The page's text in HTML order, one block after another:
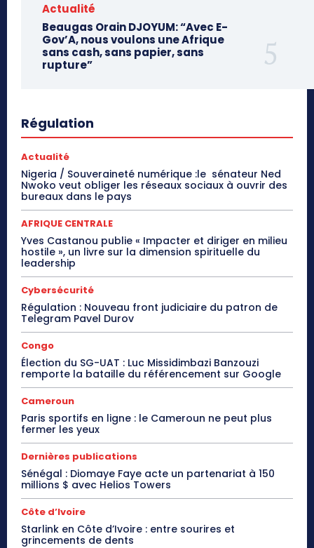
Actualité
Beaugas Orain DJOYUM: “Avec E-
Gov’A, nous voulons une Afrique
sans cash, sans papier, sans
rupture”
Régulation
Actualité
Nigeria / Souveraineté numérique :le sénateur Ned
Nwoko veut obliger les réseaux sociaux à ouvrir des
bureaux dans le pays
AFRIQUE CENTRALE
Yves Castanou publie « Impacter et diriger en milieu
hostile », un livre sur la dimension spirituelle du
leadership
Cybersécurité
Régulation : Nouveau front judiciaire du patron de
Telegram Pavel Durov
Congo
Élection du SG-UAT : Luc Missidimbazi Banzouzi
remporte la bataille du référencement sur Google
Cameroun
Paris sportifs en ligne : le Cameroun ne peut plus
fermer les yeux
Dernières publications
Sénégal : Diomaye Faye acte un partenariat à 150
millions $ avec Helios Towers
Côte d’Ivoire
Starlink en Côte d’Ivoire : entre sourires et
grincements de dents